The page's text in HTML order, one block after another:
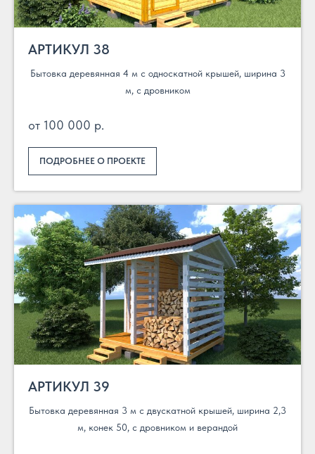
АРТИКУЛ 38
Бытовка деревянная 4 м с односкатной крышей, ширина 3
м, с дровником
от 100 000 р.
ПОДРОБНЕЕ О ПРОЕКТЕ
АРТИКУЛ 39
Бытовка деревянная 3 м с двускатной крышей, ширина 2,3
м, конек 50, с дровником и верандой